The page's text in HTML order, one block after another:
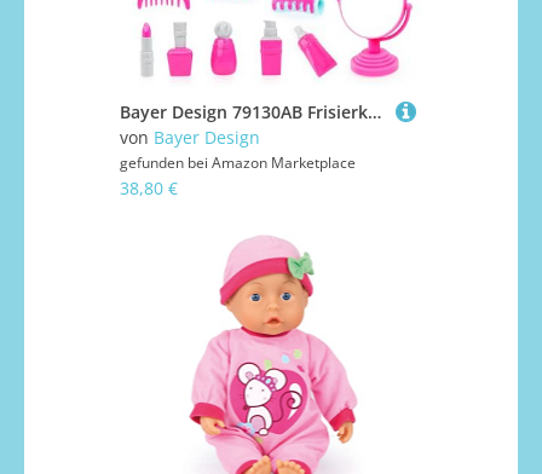
Bayer Design 79130AB Frisierkoffer Kinder inkl. Föhn mit Geräusch, Haarzubehör, Spiegel, Frisierkopfzubehör, Rosa, Grau, Türkis
von Bayer Design
gefunden bei Amazon Marketplace
38,80 €